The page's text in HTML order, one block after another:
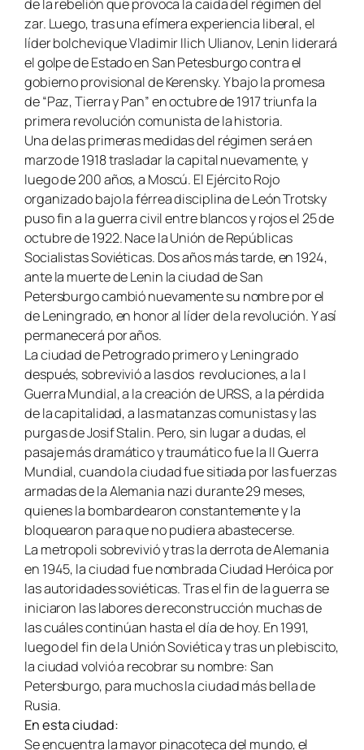
de la rebelión que provoca la caida del régimen del
zar. Luego, tras una efímera experiencia liberal, el
líder bolchevique Vladimir Ilich Ulianov, Lenin liderará
el golpe de Estado en San Petesburgo contra el
gobierno provisional de Kerensky. Y bajo la promesa
de “Paz, Tierra y Pan” en octubre de 1917 triunfa la
primera revolución comunista de la historia.
Una de las primeras medidas del régimen será en
marzo de 1918 trasladar la capital nuevamente, y
luego de 200 años, a Moscú. El Ejército Rojo
organizado bajo la férrea disciplina de León Trotsky
puso fin a la guerra civil entre blancos y rojos el 25 de
octubre de 1922. Nace la Unión de Repúblicas
Socialistas Soviéticas. Dos años más tarde, en 1924,
ante la muerte de Lenin la ciudad de San
Petersburgo cambió nuevamente su nombre por el
de Leningrado, en honor al líder de la revolución. Y así
permanecerá por años.
La ciudad de Petrogrado primero y Leningrado
después, sobrevivió a las dos revoluciones, a la I
Guerra Mundial, a la creación de URSS, a la pérdida
de la capitalidad, a las matanzas comunistas y las
purgas de Josif Stalin. Pero, sin lugar a dudas, el
pasaje más dramático y traumático fue la II Guerra
Mundial, cuando la ciudad fue sitiada por las fuerzas
armadas de la Alemania nazi durante 29 meses,
quienes la bombardearon constantemente y la
bloquearon para que no pudiera abastecerse.
La metropoli sobrevivió y tras la derrota de Alemania
en 1945, la ciudad fue nombrada Ciudad Heróica por
las autoridades soviéticas. Tras el fin de la guerra se
iniciaron las labores de reconstrucción muchas de
las cuáles continúan hasta el día de hoy. En 1991,
luego del fin de la Unión Soviética y tras un plebiscito,
la ciudad volvió a recobrar su nombre: San
Petersburgo, para muchos la ciudad más bella de
Rusia.
En esta ciudad:
Se encuentra la mayor pinacoteca del mundo, el